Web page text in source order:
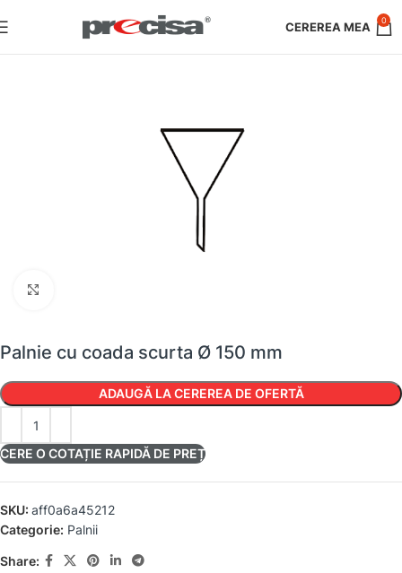
0
Palnie cu coada scurta Ø 150 mm
ADAUGĂ LA CEREREA DE OFERTĂ
CERE O COTAȚIE RAPIDĂ DE PREȚ
SKU: aff0a6a45212
Categorie: Palnii
Share: